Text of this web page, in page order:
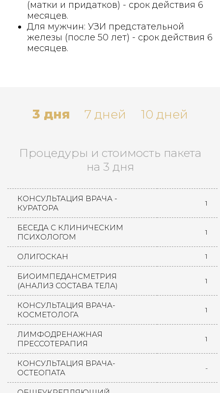
(матки и придатков) - срок действия 6
месяцев.
Для мужчин: УЗИ предстательной
железы (после 50 лет) - срок действия 6
месяцев.
3 дня 7 дней 10 дней
Процедуры и стоимость пакета
на 3 дня
КОНСУЛЬТАЦИЯ ВРАЧА -
КУРАТОРА
1
БЕСЕДА С КЛИНИЧЕСКИМ
ПСИХОЛОГОМ
1
ОЛИГОСКАН 1
БИОИМПЕДАНСМЕТРИЯ
(АНАЛИЗ СОСТАВА ТЕЛА)
1
КОНСУЛЬТАЦИЯ ВРАЧА-
КОСМЕТОЛОГА
1
ЛИМФОДРЕНАЖНАЯ
ПРЕССОТЕРАПИЯ
1
КОНСУЛЬТАЦИЯ ВРАЧА-
ОСТЕОПАТА
-